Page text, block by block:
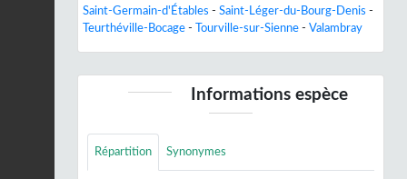
Saint-Germain-d'Étables - Saint-Léger-du-Bourg-Denis -
Teurthéville-Bocage - Tourville-sur-Sienne - Valambray
Informations espèce
Répartition Synonymes